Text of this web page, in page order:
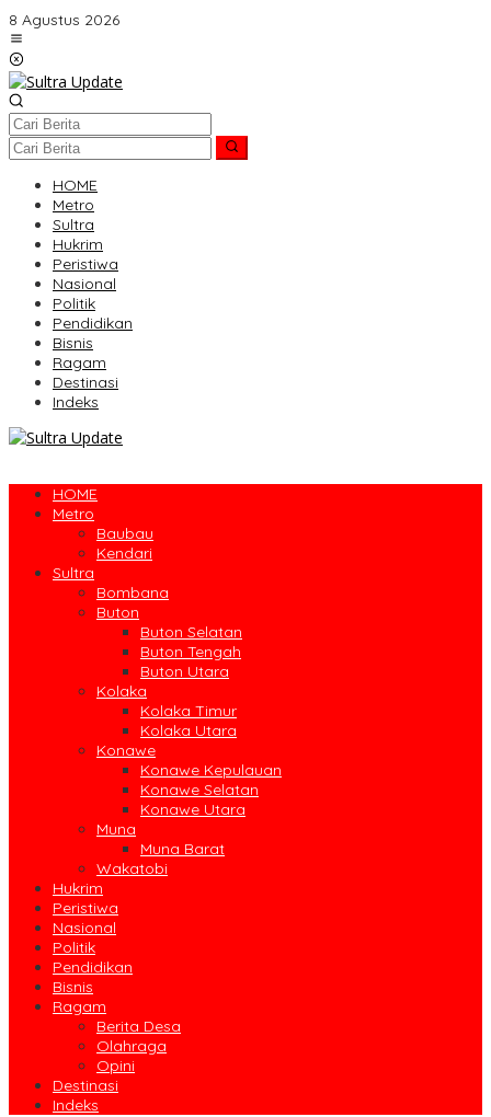
Lewati
ke
konten
8 Agustus 2026
HOME
Metro
Sultra
Hukrim
Peristiwa
Nasional
Politik
Pendidikan
Bisnis
Ragam
Destinasi
Indeks
HOME
Metro
Baubau
Kendari
Sultra
Bombana
Buton
Buton Selatan
Buton Tengah
Buton Utara
Kolaka
Kolaka Timur
Kolaka Utara
Konawe
Konawe Kepulauan
Konawe Selatan
Konawe Utara
Muna
Muna Barat
Wakatobi
Hukrim
Peristiwa
Nasional
Politik
Pendidikan
Bisnis
Ragam
Berita Desa
Olahraga
Opini
Destinasi
Indeks